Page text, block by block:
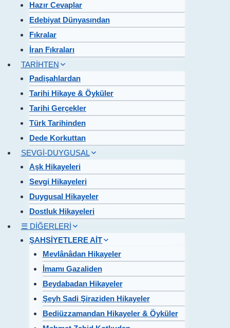
Hazır Cevaplar
Edebiyat Dünyasından
Fıkralar
İran Fıkraları
TARİHTEN
Padişahlardan
Tarihi Hikaye & Öyküler
Tarihi Gerçekler
Türk Tarihinden
Dede Korkuttan
SEVGİ-DUYGUSAL
Aşk Hikayeleri
Sevgi Hikayeleri
Duygusal Hikayeler
Dostluk Hikayeleri
☰ DİĞERLERİ
ŞAHSİYETLERE AİT
Mevlânâdan Hikayeler
İmamı Gazaliden
Beydabadan Hikayeler
Şeyh Sadi Şiraziden Hikayeler
Bediüzzamandan Hikayeler & Öyküler